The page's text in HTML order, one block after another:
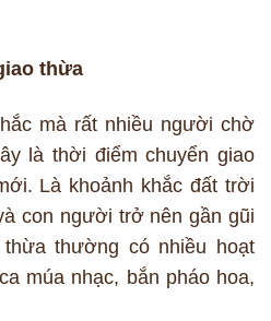
thừa
mà rất nhiều người chờ
là thời điểm chuyển giao
Là khoảnh khắc đất trời
con người trở nên gần gũi
thường có nhiều hoạt
múa nhạc, bắn pháo hoa,